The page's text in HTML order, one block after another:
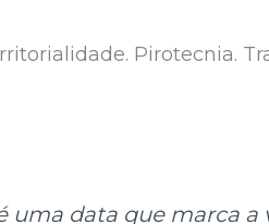
Pirotecnia.
uma data que marca